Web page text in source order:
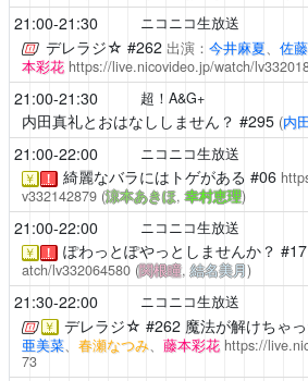
21:00-21:30 ニコニコ生放送
デレラジ☆ #262 出演： 今井麻夏 佐
本彩花 https://live.nicovideo.jp/watch/
21:00-21:30 超！A&G+
内田真礼とおはなししません？ #295 (内
21:00-22:00 ニコニコ生放送
￥ ！ 綺麗なバラにはトゲがある #06
v332142879 (涼本あきほ,幸村恵理)
21:00-22:00 ニコニコ生放送
￥ ！ ぽわっとぽやっとしませんか？ #17
atch/lv332064580 (関根瞳,結名美月)
21:30-22:00 ニコニコ生放送
￥ デレラジ☆ #262 魔法が解けちゃ
亜美菜、 春瀬なつみ、 藤本彩花 https://
73